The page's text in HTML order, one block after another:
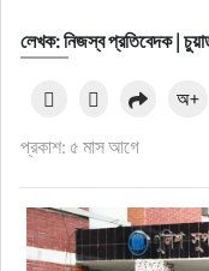
খেলাধুলা
চাকরি
বিনোদন
জীবনযাপন
লেখক: নিজস্ব প্রতিবেদক |
প্রকাশ: ৫ মাস আগে
অ+